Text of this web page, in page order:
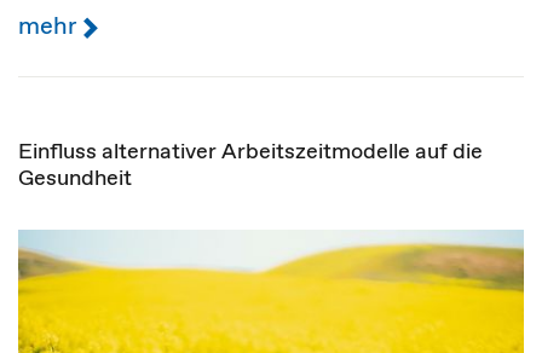
mehr
Einfluss alternativer Arbeitszeitmodelle auf die
Gesundheit